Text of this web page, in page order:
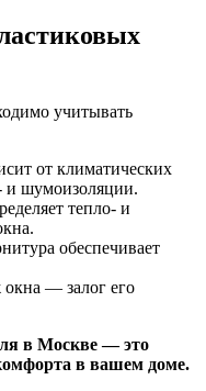
учитывать
от климатических
и шумоизоляции.
тепло- и
обеспечивает
— залог его
в Москве — это
в вашем доме.